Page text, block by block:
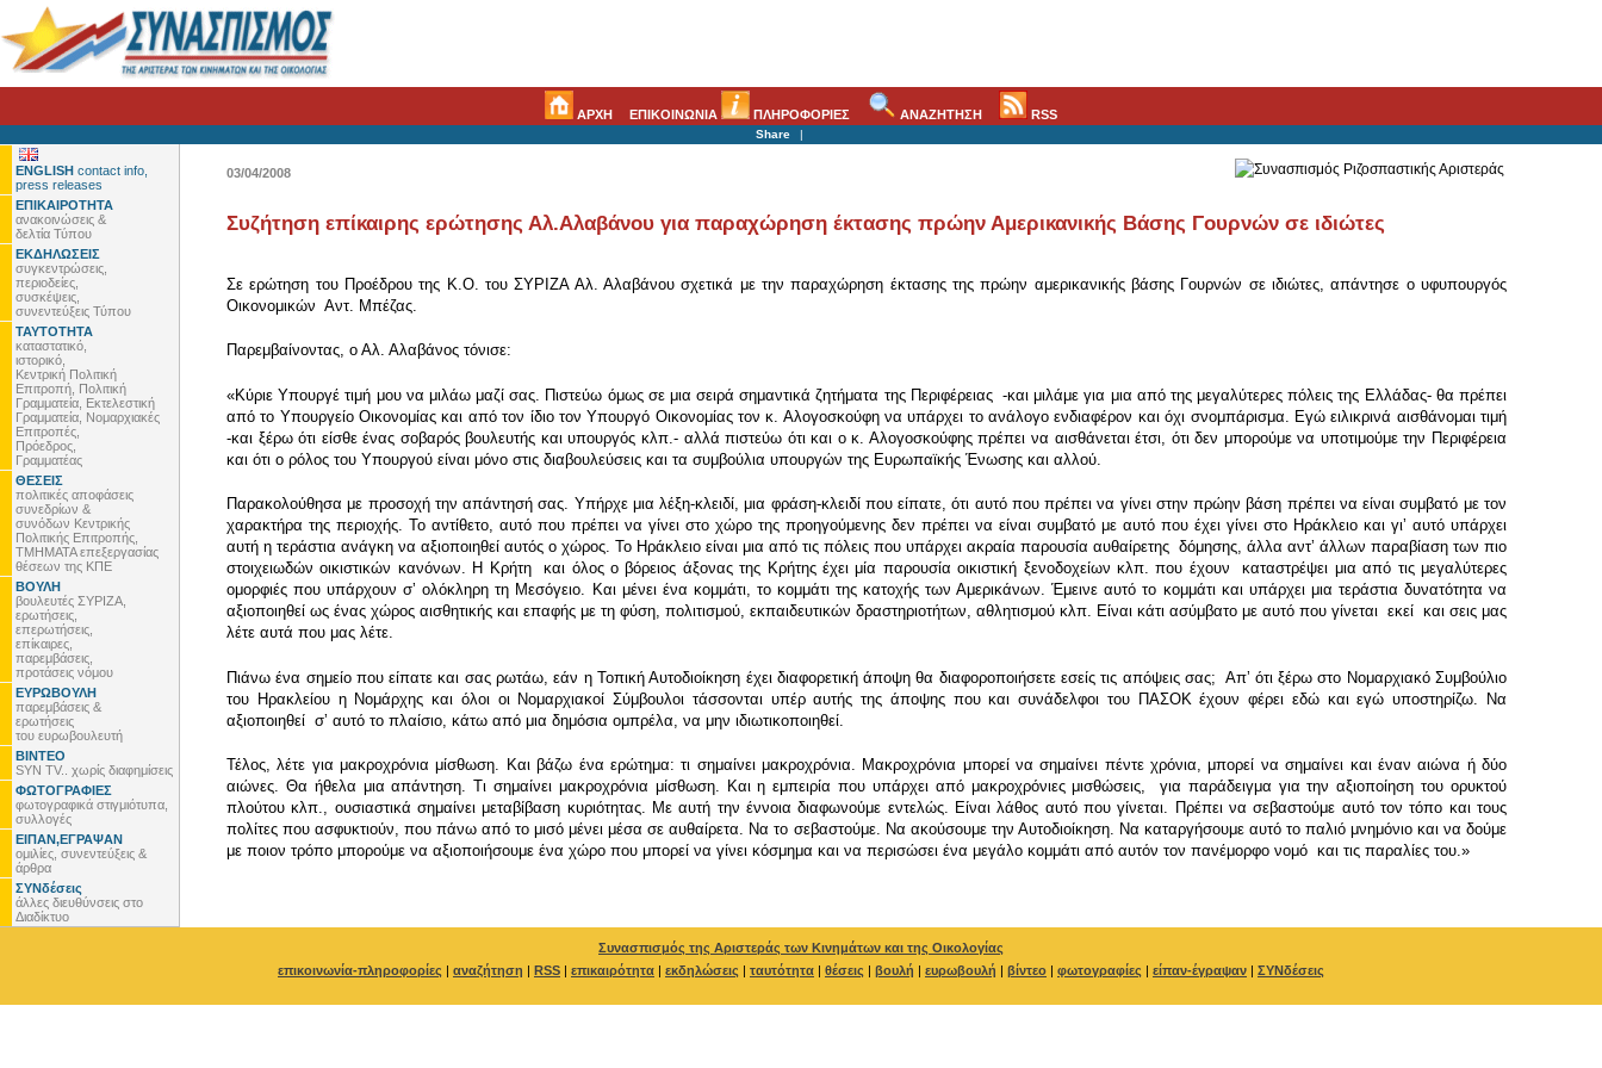
ΑΡΧΗ ΕΠΙΚΟΙΝΩΝΙΑ ΠΛΗΡΟΦΟΡΙΕΣ ΑΝΑΖΗΤΗΣΗ RSS
Share |
ENGLISH contact info,
press releases
ΕΠΙΚΑΙΡΟΤΗΤΑ
ανακοινώσεις &
δελτία Τύπου
ΕΚΔΗΛΩΣΕΙΣ
συγκεντρώσεις,
περιοδείες,
συσκέψεις,
συνεντεύξεις Τύπου
ΤΑΥΤΟΤΗΤΑ
καταστατικό,
ιστορικό,
Κεντρική Πολιτική
Επιτροπή, Πολιτική
Γραμματεία, Εκτελεστική
Γραμματεία, Νομαρχιακές
Επιτροπές,
Πρόεδρος,
Γραμματέας
ΘΕΣΕΙΣ
πολιτικές αποφάσεις
συνεδρίων &
συνόδων Κεντρικής
Πολιτικής Επιτροπής,
ΤΜΗΜΑΤΑ επεξεργασίας
θέσεων της ΚΠΕ
ΒΟΥΛΗ
βουλευτές ΣΥΡΙΖΑ,
ερωτήσεις,
επερωτήσεις,
επίκαιρες,
παρεμβάσεις,
προτάσεις νόμου
ΕΥΡΩΒΟΥΛΗ
παρεμβάσεις &
ερωτήσεις
του ευρωβουλευτή
ΒΙΝΤΕΟ
SYN TV.. χωρίς διαφημίσεις
ΦΩΤΟΓΡΑΦΙΕΣ
φωτογραφικά στιγμιότυπα,
συλλογές
ΕΙΠΑΝ,ΕΓΡΑΨΑΝ
ομιλίες, συνεντεύξεις &
άρθρα
ΣΥΝδέσεις
άλλες διευθύνσεις στο
Διαδίκτυο
03/04/2008
Συζήτηση επίκαιρης ερώτησης Αλ.Αλαβάνου για παραχώρηση έκτασης πρώην Αμερικανικής Βάσης Γουρνών σε ιδιώτες
Σε ερώτηση του Προέδρου της Κ.Ο. του ΣΥΡΙΖΑ Αλ. Αλαβάνου σχετικά με την παραχώρηση έκτασης της πρώην αμερικανικής βάσης Γουρνών σε ιδιώτες, απάντησε ο υφυπουργός
Οικονομικών Αντ. Μπέζας.
Παρεμβαίνοντας, ο Αλ. Αλαβάνος τόνισε:
«Κύριε Υπουργέ τιμή μου να μιλάω μαζί σας. Πιστεύω όμως σε μια σειρά σημαντικά ζητήματα της Περιφέρειας -και μιλάμε για μια από της μεγαλύτερες πόλεις της Ελλάδας- θα πρέπει
από το Υπουργείο Οικονομίας και από τον ίδιο τον Υπουργό Οικονομίας τον κ. Αλογοσκούφη να υπάρχει το ανάλογο ενδιαφέρον και όχι σνομπάρισμα. Εγώ ειλικρινά αισθάνομαι τιμή
-και ξέρω ότι είσθε ένας σοβαρός βουλευτής και υπουργός κλπ.- αλλά πιστεύω ότι και ο κ. Αλογοσκούφης πρέπει να αισθάνεται έτσι, ότι δεν μπορούμε να υποτιμούμε την Περιφέρεια
και ότι ο ρόλος του Υπουργού είναι μόνο στις διαβουλεύσεις και τα συμβούλια υπουργών της Ευρωπαϊκής Ένωσης και αλλού.
Παρακολούθησα με προσοχή την απάντησή σας. Υπήρχε μια λέξη-κλειδί, μια φράση-κλειδί που είπατε, ότι αυτό που πρέπει να γίνει στην πρώην βάση πρέπει να είναι συμβατό με τον
χαρακτήρα της περιοχής. Το αντίθετο, αυτό που πρέπει να γίνει στο χώρο της προηγούμενης δεν πρέπει να είναι συμβατό με αυτό που έχει γίνει στο Ηράκλειο και γιʼ αυτό υπάρχει
αυτή η τεράστια ανάγκη να αξιοποιηθεί αυτός ο χώρος. Το Ηράκλειο είναι μια από τις πόλεις που υπάρχει ακραία παρουσία αυθαίρετης δόμησης, άλλα αντʼ άλλων παραβίαση των πιο
στοιχειωδών οικιστικών κανόνων. Η Κρήτη και όλος ο βόρειος άξονας της Κρήτης έχει μία παρουσία οικιστική ξενοδοχείων κλπ. που έχουν καταστρέψει μια από τις μεγαλύτερες
ομορφιές που υπάρχουν σʼ ολόκληρη τη Μεσόγειο. Και μένει ένα κομμάτι, το κομμάτι της κατοχής των Αμερικάνων. Έμεινε αυτό το κομμάτι και υπάρχει μια τεράστια δυνατότητα να
αξιοποιηθεί ως ένας χώρος αισθητικής και επαφής με τη φύση, πολιτισμού, εκπαιδευτικών δραστηριοτήτων, αθλητισμού κλπ. Είναι κάτι ασύμβατο με αυτό που γίνεται εκεί και σεις μας
λέτε αυτά που μας λέτε.
Πιάνω ένα σημείο που είπατε και σας ρωτάω, εάν η Τοπική Αυτοδιοίκηση έχει διαφορετική άποψη θα διαφοροποιήσετε εσείς τις απόψεις σας; Απʼ ότι ξέρω στο Νομαρχιακό Συμβούλιο
του Ηρακλείου η Νομάρχης και όλοι οι Νομαρχιακοί Σύμβουλοι τάσσονται υπέρ αυτής της άποψης που και συνάδελφοι του ΠΑΣΟΚ έχουν φέρει εδώ και εγώ υποστηρίζω. Να
αξιοποιηθεί σʼ αυτό το πλαίσιο, κάτω από μια δημόσια ομπρέλα, να μην ιδιωτικοποιηθεί.
Τέλος, λέτε για μακροχρόνια μίσθωση. Και βάζω ένα ερώτημα: τι σημαίνει μακροχρόνια. Μακροχρόνια μπορεί να σημαίνει πέντε χρόνια, μπορεί να σημαίνει και έναν αιώνα ή δύο
αιώνες. Θα ήθελα μια απάντηση. Τι σημαίνει μακροχρόνια μίσθωση. Και η εμπειρία που υπάρχει από μακροχρόνιες μισθώσεις, για παράδειγμα για την αξιοποίηση του ορυκτού
πλούτου κλπ., ουσιαστικά σημαίνει μεταβίβαση κυριότητας. Με αυτή την έννοια διαφωνούμε εντελώς. Είναι λάθος αυτό που γίνεται. Πρέπει να σεβαστούμε αυτό τον τόπο και τους
πολίτες που ασφυκτιούν, που πάνω από το μισό μένει μέσα σε αυθαίρετα. Να το σεβαστούμε. Να ακούσουμε την Αυτοδιοίκηση. Να καταργήσουμε αυτό το παλιό μνημόνιο και να δούμε
με ποιον τρόπο μπορούμε να αξιοποιήσουμε ένα χώρο που μπορεί να γίνει κόσμημα και να περισώσει ένα μεγάλο κομμάτι από αυτόν τον πανέμορφο νομό και τις παραλίες του.»
Συνασπισμός της Αριστεράς των Κινημάτων και της Οικολογίας
επικοινωνία-πληροφορίες | αναζήτηση | RSS | επικαιρότητα | εκδηλώσεις | ταυτότητα | θέσεις | βουλή | ευρωβουλή | βίντεο | φωτογραφίες | είπαν-έγραψαν | ΣΥΝδέσεις